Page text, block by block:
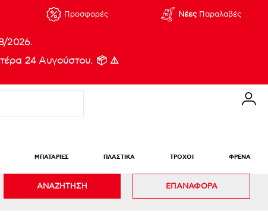
Προσφορές ΝέεςΠαραλαβές
2026.
24 Αυγούστου. 📦 ⚠️
ΜΠΑΤΑΡΙΕΣ ΠΛΑΣΤΙΚΑ ΤΡΟΧΟΙ ΦΡΕΝΑ
ΑΝΑΖΗΤΗΣΗ ΕΠΑΝΑΦΟΡΑ